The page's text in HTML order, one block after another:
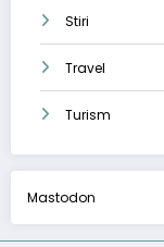
Stiri
Travel
Turism
Mastodon